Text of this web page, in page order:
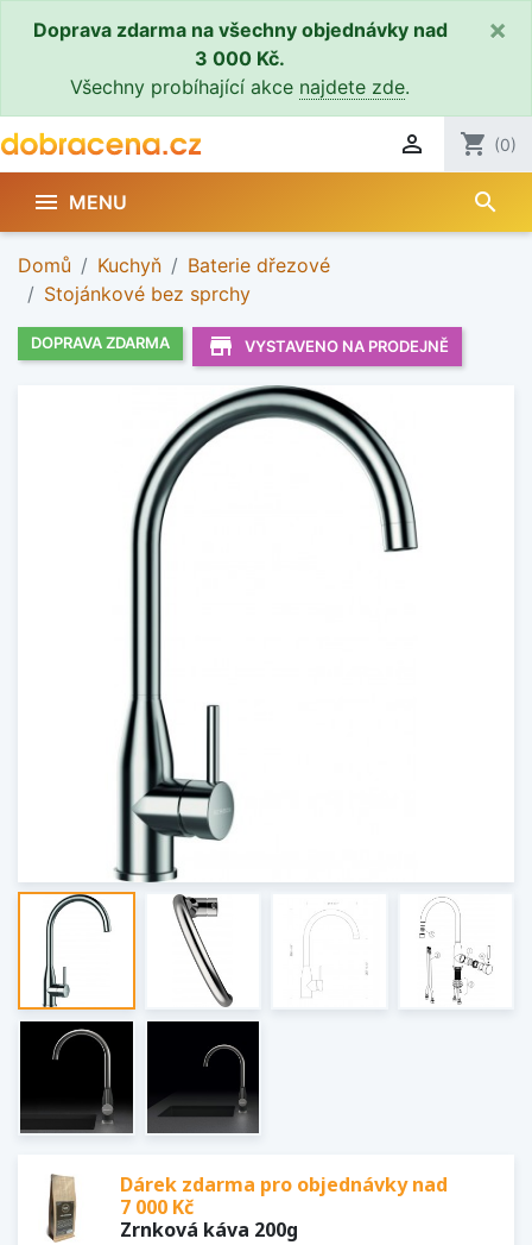
Doprava zdarma na všechny objednávky nad
3 000 Kč.
Všechny probíhající akce najdete zde.
×
 shopping_cart (0)
 MENU search
Domů Kuchyň
Baterie dřezové
Stojánkové bez sprchy
DOPRAVA ZDARMA store_mall_directory VYSTAVENO NA PRODEJNĚ
Dárek zdarma pro objednávky nad
7 000 Kč
Zrnková káva 200g